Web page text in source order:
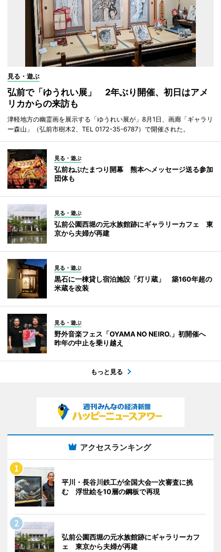
見る・遊ぶ
弘前で「ゆうれい展」 2年ぶり開催、初日はアメ
リカからの来訪も
津軽地方の幽霊画を展示する「ゆうれい展が」8月1日、画廊「ギャラリ
ー森山」（弘前市樹木2、TEL 0172-35-6787）で開催された。
見る・遊ぶ
弘前ねぷたまつり開幕 熊本へメッセージ送る参加
団体も
見る・遊ぶ
弘前公園西堀の元水族館跡にギャラリーカフェ 東
京から夫婦が再建
見る・遊ぶ
黒石に一棟貸し宿泊施設「灯リ蔵」 築160年超の
米蔵を改装
見る・遊ぶ
野外音楽フェス「OYAMA NO NEIRO.」初開催へ
昨年の中止を乗り越え
もっと見る
アクセスランキング
平川・長谷川鉄工が全国大会一次審査に挑
む 浮世絵を10層の鋼板で再現
弘前公園西堀の元水族館跡にギャラリーカフ
ェ 東京から夫婦が再建